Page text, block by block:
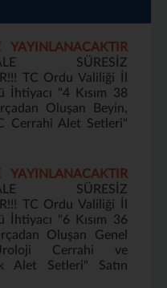
SÜRESİZ
TC Ordu Valiliği İl
İhtiyacı "4 Kısım 38
Oluşan Beyin,
Cerrahi Alet Setleri"
SÜRESİZ
TC Ordu Valiliği İl
İhtiyacı "6 Kısım 36
Oluşan Genel
Cerrahi ve
Alet Setleri" Satın